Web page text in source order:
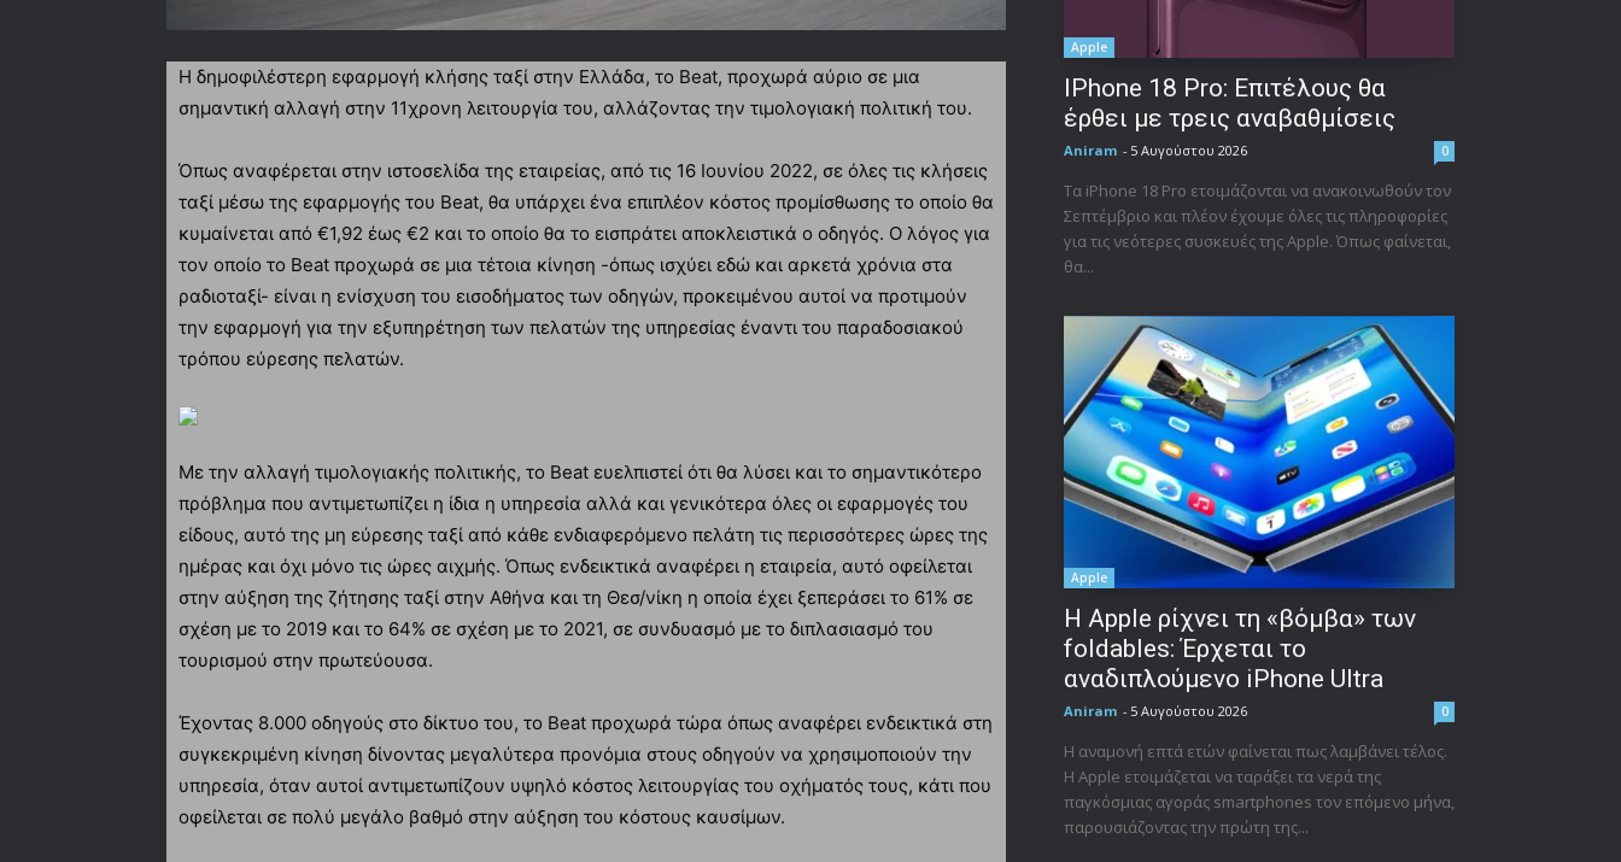
Η δημοφιλέστερη εφαρμογή κλήσης ταξί στην Ελλάδα, το Beat, προχωρά αύριο σε μια
σημαντική αλλαγή στην 11χρονη λειτουργία του, αλλάζοντας την τιμολογιακή πολιτική του.
Όπως αναφέρεται στην ιστοσελίδα της εταιρείας, από τις 16 Ιουνίου 2022, σε όλες τις κλήσεις
ταξί μέσω της εφαρμογής του Beat, θα υπάρχει ένα επιπλέον κόστος προμίσθωσης το οποίο θα
κυμαίνεται από €1,92 έως €2 και το οποίο θα το εισπράτει αποκλειστικά ο οδηγός. Ο λόγος για
τον οποίο το Beat προχωρά σε μια τέτοια κίνηση -όπως ισχύει εδώ και αρκετά χρόνια στα
ραδιοταξί- είναι η ενίσχυση του εισοδήματος των οδηγών, προκειμένου αυτοί να προτιμούν
την εφαρμογή για την εξυπηρέτηση των πελατών της υπηρεσίας έναντι του παραδοσιακού
τρόπου εύρεσης πελατών.
Με την αλλαγή τιμολογιακής πολιτικής, το Beat ευελπιστεί ότι θα λύσει και το σημαντικότερο
πρόβλημα που αντιμετωπίζει η ίδια η υπηρεσία αλλά και γενικότερα όλες οι εφαρμογές του
είδους, αυτό της μη εύρεσης ταξί από κάθε ενδιαφερόμενο πελάτη τις περισσότερες ώρες της
ημέρας και όχι μόνο τις ώρες αιχμής. Όπως ενδεικτικά αναφέρει η εταιρεία, αυτό οφείλεται
στην αύξηση της ζήτησης ταξί στην Αθήνα και τη Θεσ/νίκη η οποία έχει ξεπεράσει το 61% σε
σχέση με το 2019 και το 64% σε σχέση με το 2021, σε συνδυασμό με το διπλασιασμό του
τουρισμού στην πρωτεύουσα.
Έχοντας 8.000 οδηγούς στο δίκτυο του, το Beat προχωρά τώρα όπως αναφέρει ενδεικτικά στη
συγκεκριμένη κίνηση δίνοντας μεγαλύτερα προνόμια στους οδηγούν να χρησιμοποιούν την
υπηρεσία, όταν αυτοί αντιμετωπίζουν υψηλό κόστος λειτουργίας του οχήματός τους, κάτι που
οφείλεται σε πολύ μεγάλο βαθμό στην αύξηση του κόστους καυσίμων.
Apple
IPhone 18 Pro: Επιτέλους θα
έρθει με τρεις αναβαθμίσεις
Aniram - 5 Αυγούστου 2026 0
Τα iPhone 18 Pro ετοιμάζονται να ανακοινωθούν τον
Σεπτέμβριο και πλέον έχουμε όλες τις πληροφορίες
για τις νεότερες συσκευές της Apple. Όπως φαίνεται,
θα...
Apple
Η Apple ρίχνει τη «βόμβα» των
foldables: Έρχεται το
αναδιπλούμενο iPhone Ultra
Aniram - 5 Αυγούστου 2026 0
Η αναμονή επτά ετών φαίνεται πως λαμβάνει τέλος.
Η Apple ετοιμάζεται να ταράξει τα νερά της
παγκόσμιας αγοράς smartphones τον επόμενο μήνα,
παρουσιάζοντας την πρώτη της...